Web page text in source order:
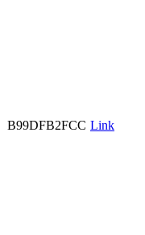
B99DFB2FCC Link